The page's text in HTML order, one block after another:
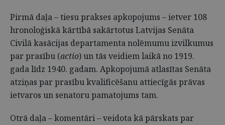
Pirmā daļa – tiesu prakses apkopojums – ietver 108
hronoloģiskā kārtībā sakārtotus Latvijas Senāta
Civilā kasācijas departamenta nolēmumu izvilkumus
par prasību (actio) un tās veidiem laikā no 1919.
gada līdz 1940. gadam. Apkopojumā atlasītas Senāta
atziņas par prasību kvalificēšanu attiecīgās prāvas
ietvaros un senatoru pamatojums tam.
Otrā daļa – komentāri – veidota kā pārskats par